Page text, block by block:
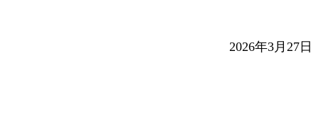
2026年3月27日